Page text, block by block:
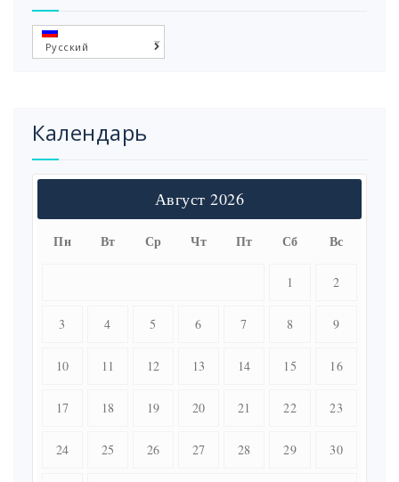
Русский
Календарь
Август 2026
Пн Вт Ср Чт Пт Сб Вс
1 2
3 4 5 6 7 8 9
10 11 12 13 14 15 16
17 18 19 20 21 22 23
24 25 26 27 28 29 30